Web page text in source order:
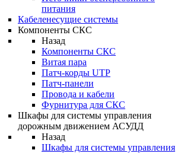
питания
Кабеленесущие системы
Компоненты СКС
Назад
Компоненты СКС
Витая пара
Патч-корды UTP
Патч-панели
Провода и кабели
Фурнитура для СКС
Шкафы для системы управления
дорожным движением АСУДД
Назад
Шкафы для системы управления